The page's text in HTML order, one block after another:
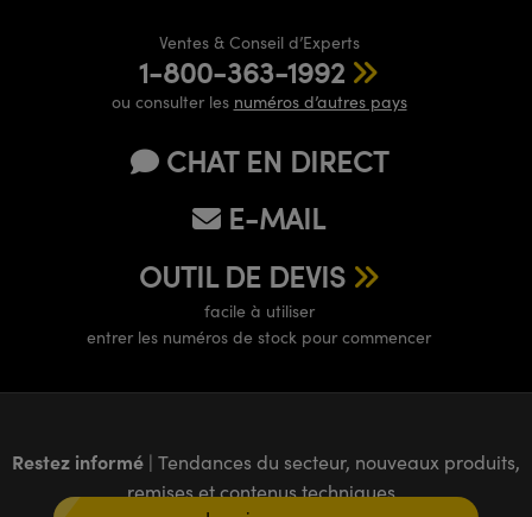
Ventes & Conseil d’Experts
1-800-363-1992
ou consulter les numéros d’autres pays
CHAT EN DIRECT
E-MAIL
OUTIL DE DEVIS
facile à utiliser
entrer les numéros de stock pour commencer
Restez informé | Tendances du secteur, nouveaux produits,
remises et contenus techniques